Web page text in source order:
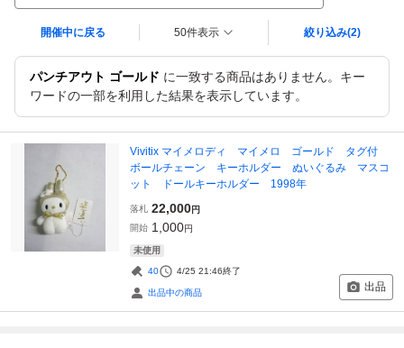
開催中に戻る 50件表示 絞り込み(2)
パンチアウト ゴールド に一致する商品はありません。キー
ワードの一部を利用した結果を表示しています。
Vivitix マイメロディ マイメロ ゴールド タグ付
ボールチェーン キーホルダー ぬいぐるみ マスコ
ット ドールキーホルダー 1998年
落札 22,000円
開始 1,000円
未使用
40 4/25 21:46終了
出品中の商品 出品